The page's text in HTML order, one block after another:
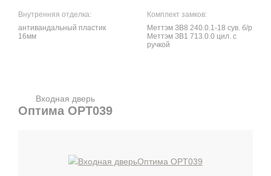
Внутренняя отделка:
антивандальный пластик
16мм
Комплект замков:
Меттэм ЗВ8 240.0.1-18 сув. б/р
Меттэм ЗВ1 713.0.0 цил. с
ручкой
Входная дверь
Оптима OPT039